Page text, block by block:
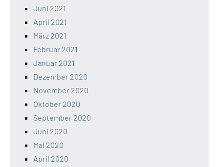
Juni 2021
April 2021
März 2021
Februar 2021
Januar 2021
Dezember 2020
November 2020
Oktober 2020
September 2020
Juni 2020
Mai 2020
April 2020